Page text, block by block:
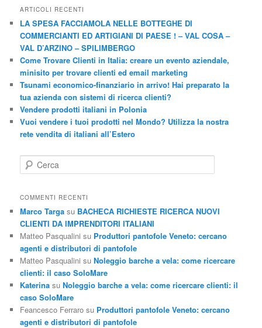
ARTICOLI RECENTI
LA SPESA FACCIAMOLA NELLE BOTTEGHE DI
COMMERCIANTI ED ARTIGIANI DI PAESE ! – VAL COSA –
VAL D’ARZINO – SPILIMBERGO
Come Trovare Clienti in Italia: creare un evento aziendale,
minisito per trovare clienti ed email marketing
Tsunami economico-finanziario in arrivo! Hai preparato la
tua azienda con sistemi di ricerca clienti?
Vendere prodotti italiani in Polonia
Vuoi vendere i tuoi prodotti nel Mondo? Utilizza la nostra
rete vendita di italiani all’Estero
e
c
COMMENTI RECENTI
Marco Targa su BACHECA RICHIESTE RICERCA NUOVI
CLIENTI DA IMPRENDITORI ITALIANI
Matteo Pasqualini su Produttori pantofole Veneto: cercano
agenti e distributori di pantofole
Matteo Pasqualini suNoleggio barche a vela: come ricercare
clienti: il caso SoloMare
Katerina suNoleggio barche a vela: come ricercare clienti: il
caso SoloMare
Feancesco Ferraro su Produttori pantofole Veneto: cercano
agenti e distributori di pantofole